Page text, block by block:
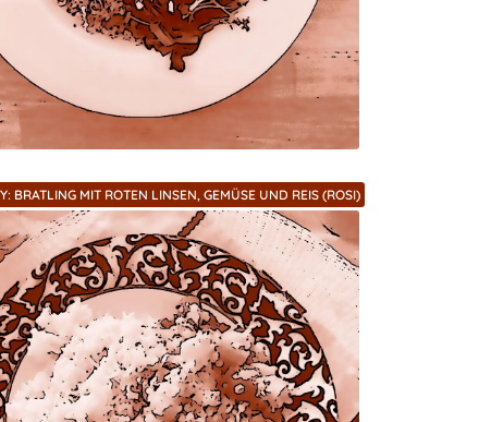
BRATLING MIT ROTEN LINSEN, GEMÜSE UND REIS (ROSI)